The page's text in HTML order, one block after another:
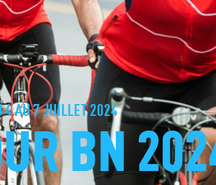
4 AU 7 JUILLET 2024
BN